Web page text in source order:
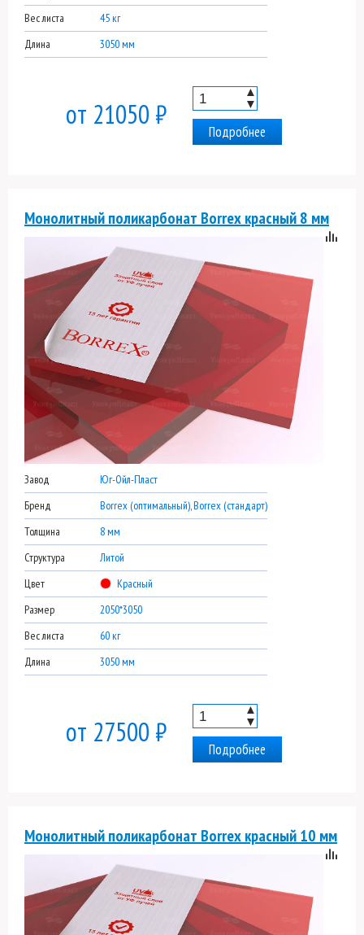
Вес листа
45 кг
Длина
3050 мм
от 21050 ₽
▲
▼
Подробнее
Монолитный поликарбонат Borrex красный 8 мм
Завод
Юг-Ойл-Пласт
Бренд
Borrex (оптимальный), Borrex (стандарт)
Толщина
8 мм
Структура
Литой
Цвет
Красный
Размер
2050*3050
Вес листа
60 кг
Длина
3050 мм
от 27500 ₽
▲
▼
Подробнее
Монолитный поликарбонат Borrex красный 10 мм